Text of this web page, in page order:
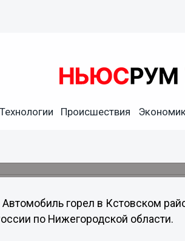
Технологии Происшествия
Автомобиль горел в Кстовском
по Нижегородской области.